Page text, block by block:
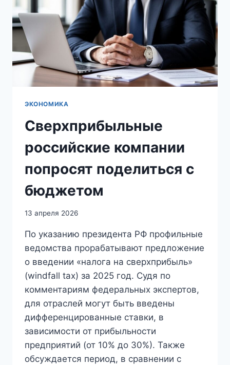
ЗА
САНКЦИЙ
ГУР
ЭКОНОМИКА
Сверхприбыльные
российские компании
попросят поделиться с
бюджетом
13 апреля 2026
По указанию президента РФ профильные
ведомства прорабатывают предложение
о введении «налога на сверхприбыль»
(windfall tax) за 2025 год. Судя по
комментариям федеральных экспертов,
для отраслей могут быть введены
дифференцированные ставки, в
зависимости от прибыльности
предприятий (от 10% до 30%). Также
обсуждается период, в сравнении с